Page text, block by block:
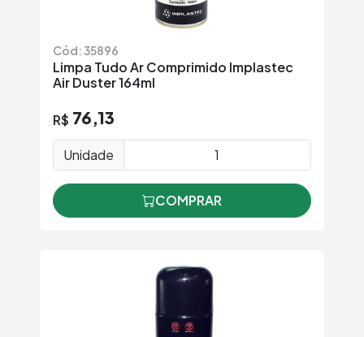
Cód: 35896
Limpa Tudo Ar Comprimido Implastec
Air Duster 164ml
R$ 76,13
Unidade
COMPRAR